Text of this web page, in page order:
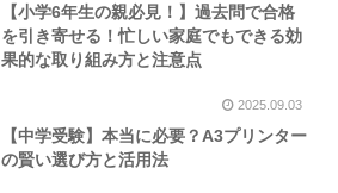
【小学6年生の親必見！】過去問で合格
を引き寄せる！忙しい家庭でもできる効
果的な取り組み方と注意点
2025.09.03
【中学受験】本当に必要？A3プリンター
の賢い選び方と活用法